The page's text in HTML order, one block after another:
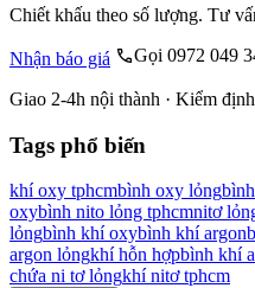
Chiết khấu theo số lượng. Tư
Nhận báo giá Gọi 0972 049
Giao 2-4h nội thành · Kiểm
Tags phổ biến
khí oxy tphcmbình oxy lỏng
oxybình nito lỏng tphcmnitơ
lỏngbình khí oxybình khí argon
argon lỏngkhí hỗn hợpbình khí
chứa ni tơ lỏngkhí nitơ tphcm